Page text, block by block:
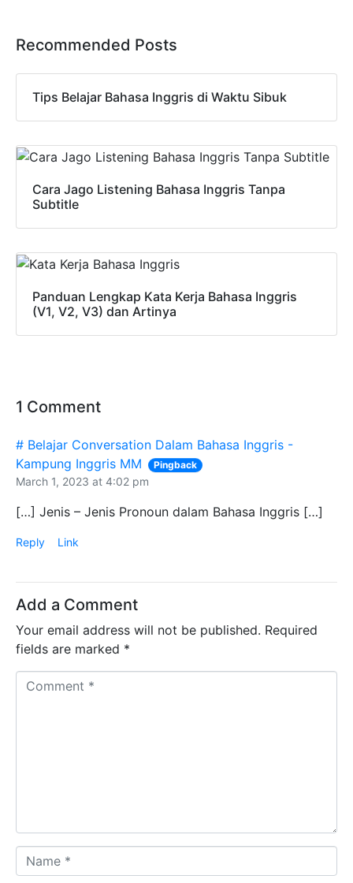
Recommended Posts
Tips Belajar Bahasa Inggris di Waktu Sibuk
Cara Jago Listening Bahasa Inggris Tanpa
Subtitle
Panduan Lengkap Kata Kerja Bahasa Inggris
(V1, V2, V3) dan Artinya
1 Comment
# Belajar Conversation Dalam Bahasa Inggris -
Kampung Inggris MM
Pingback
March 1, 2023 at 4:02 pm
[…] Jenis – Jenis Pronoun dalam Bahasa Inggris […]
Reply Link
Add a Comment
Your email address will not be published. Required
fields are marked *
a